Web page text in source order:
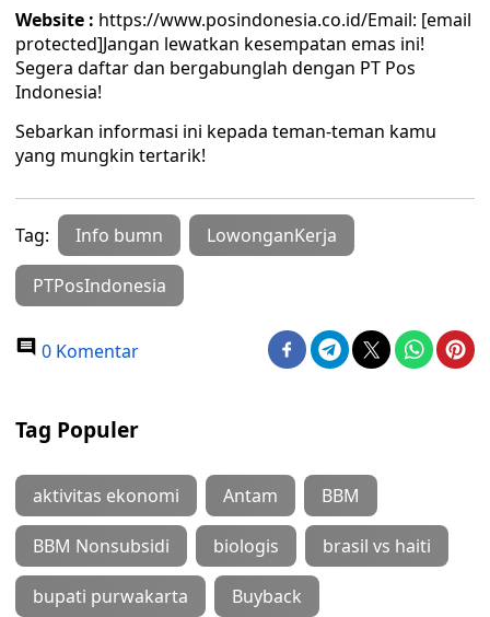
Website : https://www.posindonesia.co.id/Email: [email
protected]Jangan lewatkan kesempatan emas ini!
Segera daftar dan bergabunglah dengan PT Pos
Indonesia!
Sebarkan informasi ini kepada teman-teman kamu
yang mungkin tertarik!
Tag: Info bumn LowonganKerja
PTPosIndonesia
0 Komentar
Tag Populer
aktivitas ekonomi Antam BBM
BBM Nonsubsidi biologis brasil vs haiti
bupati purwakarta Buyback